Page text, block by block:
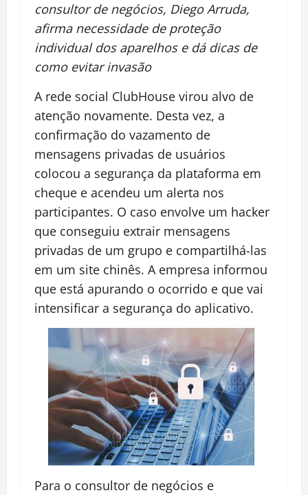
consultor de negócios, Diego Arruda,
afirma necessidade de proteção
individual dos aparelhos e dá dicas de
como evitar invasão
A rede social ClubHouse virou alvo de
atenção novamente. Desta vez, a
confirmação do vazamento de
mensagens privadas de usuários
colocou a segurança da plataforma em
cheque e acendeu um alerta nos
participantes. O caso envolve um hacker
que conseguiu extrair mensagens
privadas de um grupo e compartilhá-las
em um site chinês. A empresa informou
que está apurando o ocorrido e que vai
intensificar a segurança do aplicativo.
Para o consultor de negócios e